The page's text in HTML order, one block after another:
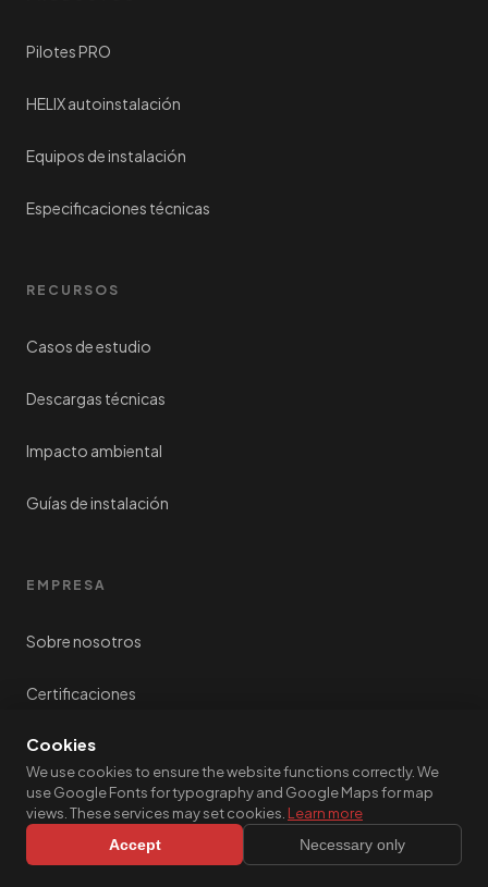
Pilotes PRO
HELIX autoinstalación
Equipos de instalación
Especificaciones técnicas
RECURSOS
Casos de estudio
Descargas técnicas
Impacto ambiental
Guías de instalación
EMPRESA
Sobre nosotros
Certificaciones
Contacto
Muroxs - España
872 04 51 44
Cookies
We use cookies to ensure the website functions correctly. We
use Google Fonts for typography and Google Maps for map
views. These services may set cookies. Learn more
Accept
Necessary only